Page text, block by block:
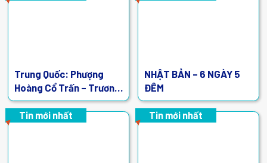
Trung Quốc: Phượng
Hoàng Cổ Trấn – Trương
Gia Giới – 5N4Đ
NHẬT BẢN – 6 NGÀY 5
ĐÊM
Tin mới nhất Tin mới nhất